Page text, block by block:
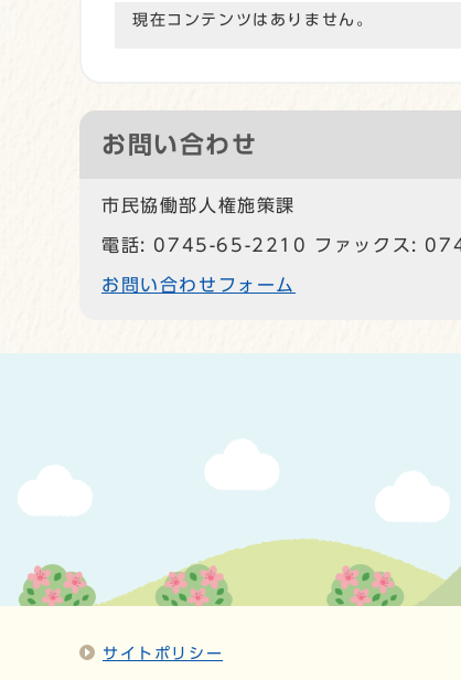
現在コンテンツはありません。
お問い合わせ
市民協働部人権施策課
電話: 0745-65-2210 ファックス:
お問い合わせフォーム
サイトポリシー